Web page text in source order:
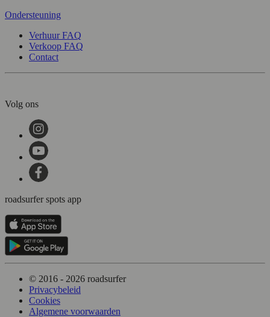
Ondersteuning
Verhuur FAQ
Verkoop FAQ
Contact
Volg ons
roadsurfer spots app
© 2016 - 2026 roadsurfer
Privacybeleid
Cookies
Algemene voorwaarden